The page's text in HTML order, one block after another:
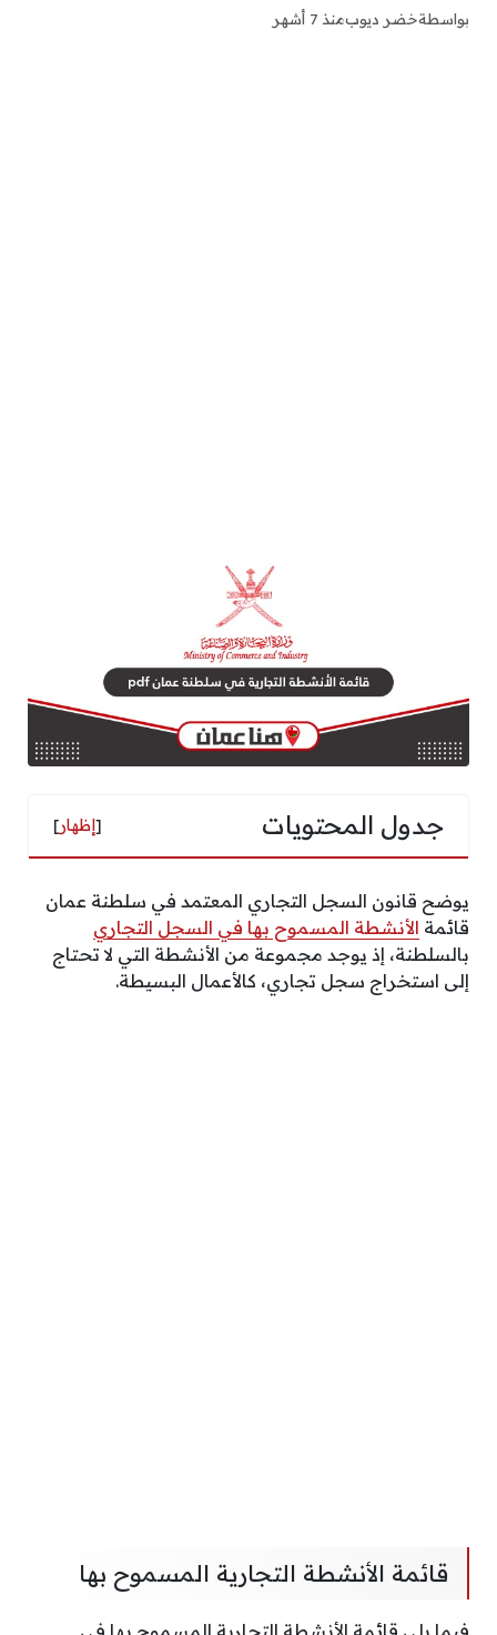
بواسطةخضر ديوبمنذ 7 أشهر
جدول المحتويات [إظهار]
يوضح قانون السجل التجاري المعتمد في سلطنة عمان
قائمة الأنشطة المسموح بها في السجل التجاري
بالسلطنة، إذ يوجد مجموعة من الأنشطة التي لا تحتاج
إلى استخراج سجل تجاري، كالأعمال البسيطة.
قائمة الأنشطة التجارية المسموح بها
فيما يلي قائمة الأنشطة التجارية المسموح بها في